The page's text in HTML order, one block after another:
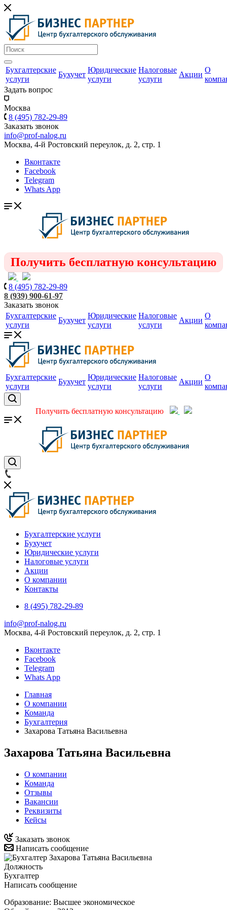
Бухгалтерские
услуги
Бухучет
Юридические
услуги
Налоговые
услуги
Акции
О
Задать вопрос
Москва
8 (495) 782-29-89
Заказать звонок
info@prof-nalog.ru
Москва, 4-й Ростовский переулок, д. 2, стр. 1
Вконтакте
Facebook
Telegram
Whats App
Получить бесплатную консультацию
8 (495) 782-29-89
8 (939) 900-61-97
Заказать звонок
Бухгалтерские
услуги
Бухучет
Юридические
услуги
Налоговые
услуги
Акции
О
Бухгалтерские
услуги
Бухучет
Юридические
услуги
Налоговые
услуги
Акции
О
Получить бесплатную консультацию
Бухгалтерские услуги
Бухучет
Юридические услуги
Налоговые услуги
Акции
О компании
Контакты
8 (495) 782-29-89
info@prof-nalog.ru
Москва, 4-й Ростовский переулок, д. 2, стр. 1
Вконтакте
Facebook
Telegram
Whats App
Главная
О компании
Команда
Бухгалтерия
Захарова Татьяна Васильевна
Захарова Татьяна Васильевна
О компании
Команда
Отзывы
Вакансии
Реквизиты
Кейсы
Заказать звонок
Написать сообщение
Должность
Бухгалтер
Написать сообщение
Образование: Высшее экономическое